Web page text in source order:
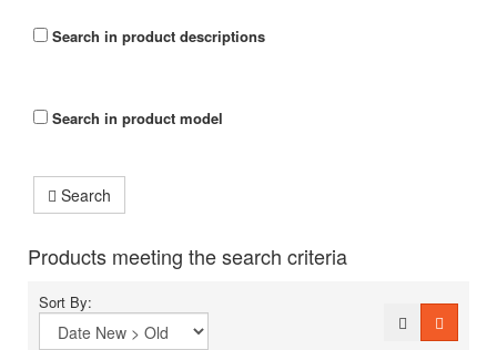
Search in product descriptions
Search in product model
Search
Products meeting the search criteria
Sort By: